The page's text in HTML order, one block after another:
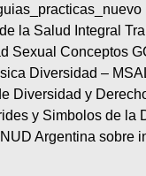
la Salud Integral
Sexual Conceptos
Diversidad –
Diversidad y
y Simbolos de la
Argentina sobre